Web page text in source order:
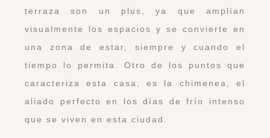
terraza son un plus, ya que amplían
visualmente los espacios y se convierte en
una zona de estar, siempre y cuando el
tiempo lo permita. Otro de los puntos que
caracteriza esta casa, es la chimenea, el
aliado perfecto en los días de frío intenso
que se viven en esta ciudad.